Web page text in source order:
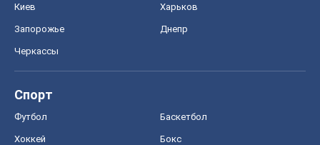
Киев Харьков
Запорожье Днепр
Черкассы
Спорт
Футбол Баскетбол
Хоккей Бокс